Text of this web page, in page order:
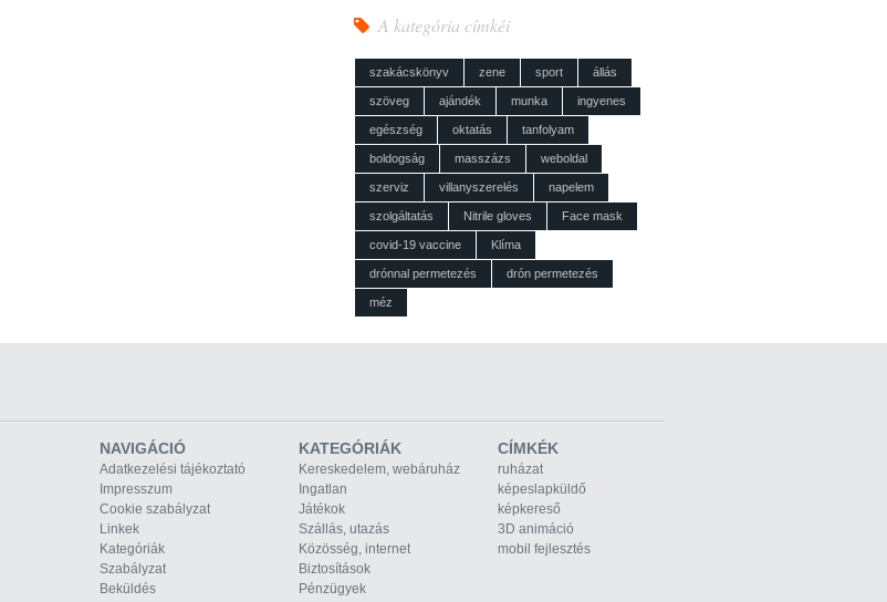
A kategória címkéi
szakácskönyv zene sport állás
szöveg ajándék munka ingyenes
egészség oktatás tanfolyam
boldogság masszázs weboldal
szerviz villanyszerelés napelem
szolgáltatás Nitrile gloves Face mask
covid-19 vaccine Klíma
drónnal permetezés drón permetezés
méz
NAVIGÁCIÓ
Adatkezelési tájékoztató
Impresszum
Cookie szabályzat
Linkek
Kategóriák
Szabályzat
Beküldés
KATEGÓRIÁK
Kereskedelem, webáruház
Ingatlan
Játékok
Szállás, utazás
Közösség, internet
Biztosítások
Pénzügyek
CÍMKÉK
ruházat
képeslapküldő
képkereső
3D animáció
mobil fejlesztés